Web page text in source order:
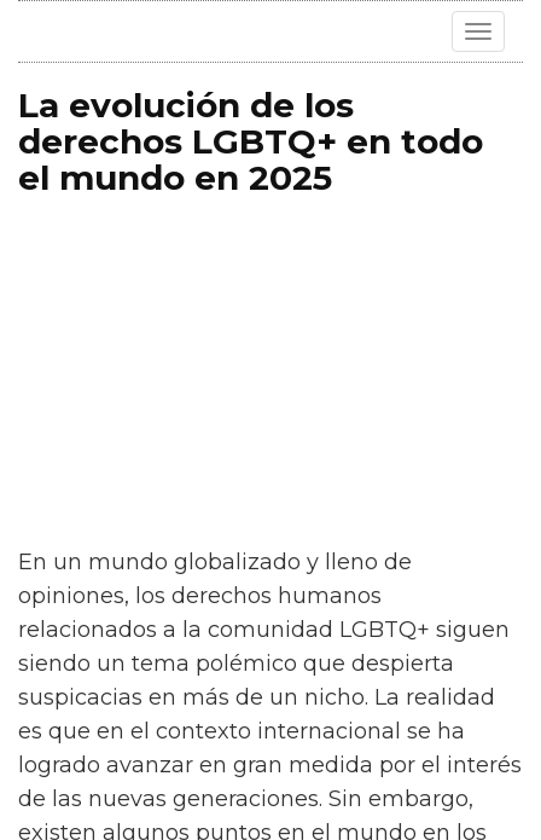
Toggle
La evolución de los
derechos LGBTQ+ en todo
el mundo en 2025